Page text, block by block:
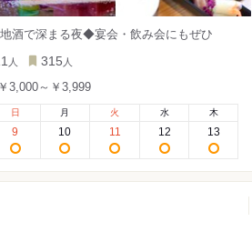
酒で深まる夜◆宴会・飲み会にもぜひ
人 315 人
￥3,000～￥3,999
日
9
月
10
火
11
水
12
木
13